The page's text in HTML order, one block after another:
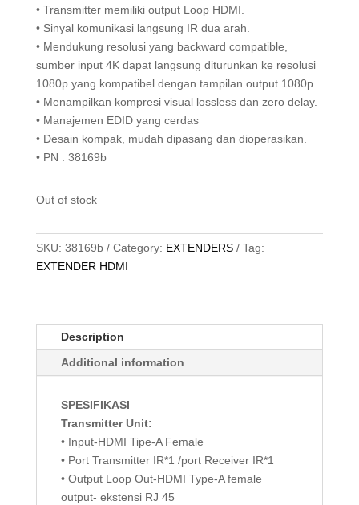
• Transmitter memiliki output Loop HDMI.
• Sinyal komunikasi langsung IR dua arah.
• Mendukung resolusi yang backward compatible,
sumber input 4K dapat langsung diturunkan ke resolusi
1080p yang kompatibel dengan tampilan output 1080p.
• Menampilkan kompresi visual lossless dan zero delay.
• Manajemen EDID yang cerdas
• Desain kompak, mudah dipasang dan dioperasikan.
• PN : 38169b
Out of stock
SKU: 38169b Category: EXTENDERS
Tag:
EXTENDER HDMI
Description
Additional information
SPESIFIKASI
Transmitter Unit:
• Input-HDMI Tipe-A Female
• Port Transmitter IR*1 /port Receiver IR*1
• Output Loop Out-HDMI Type-A female
output- ekstensi RJ 45